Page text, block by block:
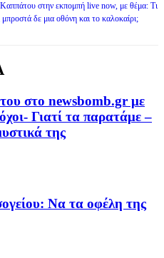
στην εκπομπή live now, με θέμα: Τι
μπροστά δε μια οθόνη και το καλοκαίρι;
στο newsbomb.gr με
Γιατί τα παρατάμε –
της
Να τα οφέλη της